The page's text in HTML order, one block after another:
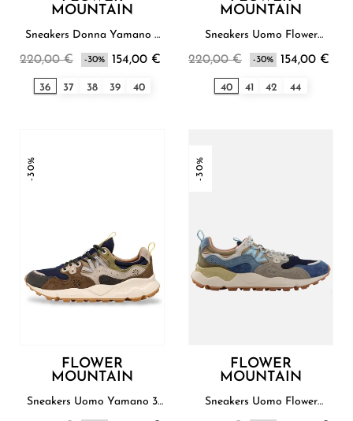
MOUNTAIN
Sneakers Donna Yamano 3
220,00 € -30% 154,00 €
36 37 38 39 40
MOUNTAIN
Sneakers Uomo Flower
220,00 € -30% 154,00 €
40 41 42 44
-30%
FLOWER
MOUNTAIN
Sneakers Uomo Yamano 3
-30%
FLOWER
MOUNTAIN
Sneakers Uomo Flower